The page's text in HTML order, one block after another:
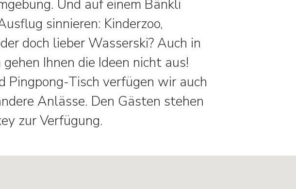
Und auf einem Bänkli
sinnieren: Kinderzoo,
doch lieber Wasserski? Auch in
Ihnen die Ideen nicht aus!
Pingpong-Tisch verfügen wir auch
Anlässe. Den Gästen stehen
zur Verfügung.